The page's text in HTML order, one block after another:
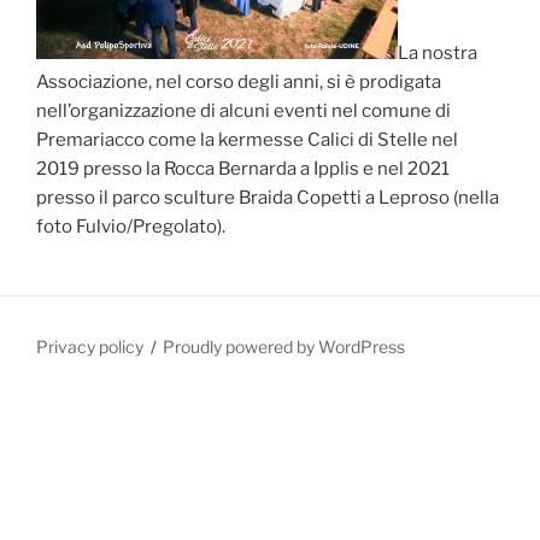
La nostra
Associazione, nel corso degli anni, si è prodigata
nell’organizzazione di alcuni eventi nel comune di
Premariacco come la kermesse Calici di Stelle nel
2019 presso la Rocca Bernarda a Ipplis e nel 2021
presso il parco sculture Braida Copetti a Leproso (nella
foto Fulvio/Pregolato).
Privacy policy Proudly powered by WordPress